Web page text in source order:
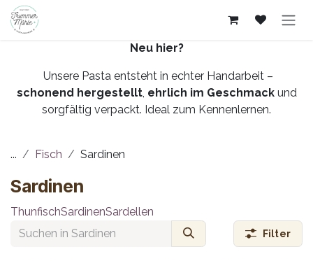
Zum Inhalt springen
Neu hier?
Unsere Pasta entsteht in echter Handarbeit –
schonend hergestellt, ehrlich im Geschmackund
sorgfältig verpackt. Ideal zum Kennenlernen.
... Fisch Sardinen
Sardinen
ThunfischSardinenSardellen
Filter